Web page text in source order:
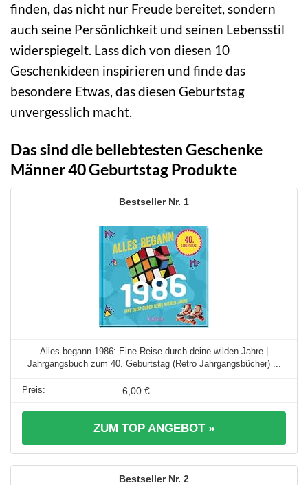
finden, das nicht nur Freude bereitet, sondern
auch seine Persönlichkeit und seinen Lebensstil
widerspiegelt. Lass dich von diesen 10
Geschenkideen inspirieren und finde das
besondere Etwas, das diesen Geburtstag
unvergesslich macht.
Das sind die beliebtesten Geschenke
Männer 40 Geburtstag Produkte
1
Alles begann 1986: Eine Reise durch deine wilden Jahre |
Jahrgangsbuch zum 40. Geburtstag (Retro Jahrgangsbücher) ...
6,00 €
ZUM TOP ANGEBOT »
2